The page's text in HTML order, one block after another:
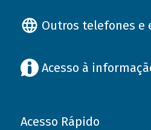
Outros telefones e
Acesso à
Acesso Rápido